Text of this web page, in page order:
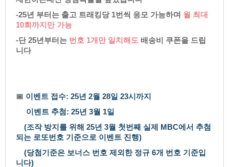
-25년부터는출고트래킹당1번씩응모가능하며 월최대
10회까지만가능
-단25년부터는 번호1개만일치해도 배송비쿠폰을드립
니다
📅 이벤트접수:25년2월28일23시까지
이벤트추첨:25년3월1일
(조작방지를위해25년3월첫번째실제MBC에서추첨
되는로또번호기준으로이벤트진행)
(당첨기준은보너스번호제외한정규6개번호기준입
니다)